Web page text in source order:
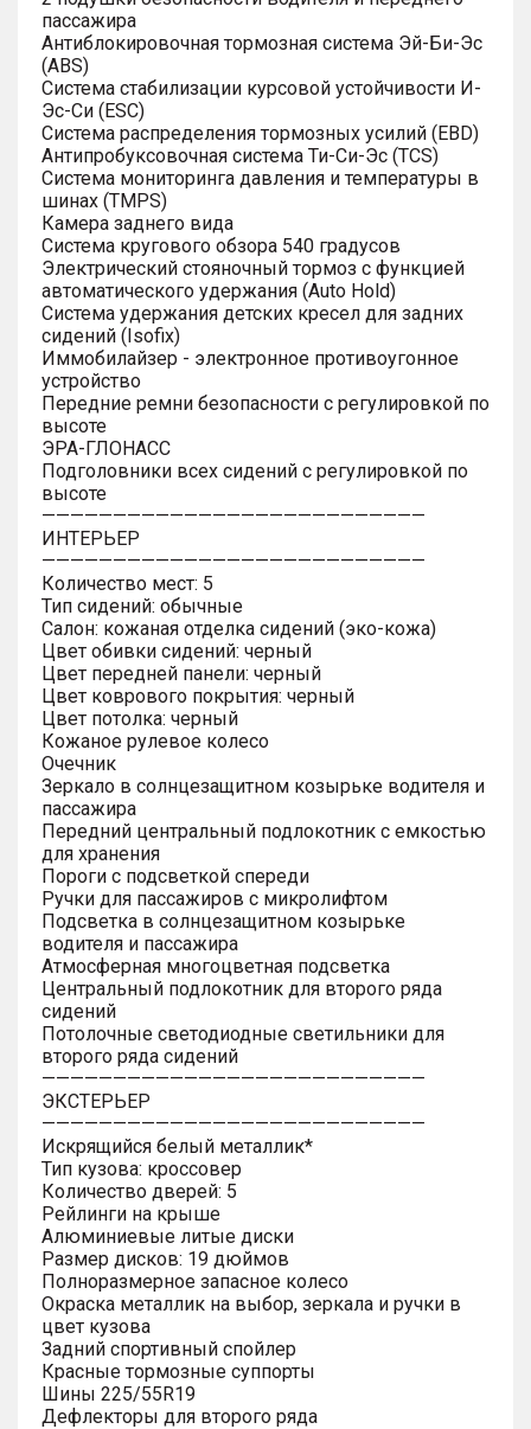
пассажира
Антиблокировочная тормозная система Эй-Би-Эс
(ABS)
Система стабилизации курсовой устойчивости И-
Эс-Си (ESC)
Система распределения тормозных усилий (EBD)
Антипробуксовочная система Ти-Си-Эс (TCS)
Система мониторинга давления и температуры в
шинах (TMPS)
Камера заднего вида
Система кругового обзора 540 градусов
Электрический стояночный тормоз с функцией
автоматического удержания (Auto Hold)
Система удержания детских кресел для задних
сидений (Isofix)
Иммобилайзер - электронное противоугонное
устройство
Передние ремни безопасности с регулировкой по
высоте
ЭРА-ГЛОНАСС
Подголовники всех сидений с регулировкой по
высоте
———————————————————————————
ИНТЕРЬЕР
———————————————————————————
Количество мест: 5
Тип сидений: обычные
Салон: кожаная отделка сидений (эко-кожа)
Цвет обивки сидений: черный
Цвет передней панели: черный
Цвет коврового покрытия: черный
Цвет потолка: черный
Кожаное рулевое колесо
Очечник
Зеркало в солнцезащитном козырьке водителя и
пассажира
Передний центральный подлокотник с емкостью
для хранения
Пороги с подсветкой спереди
Ручки для пассажиров с микролифтом
Подсветка в солнцезащитном козырьке
водителя и пассажира
Атмосферная многоцветная подсветка
Центральный подлокотник для второго ряда
сидений
Потолочные светодиодные светильники для
второго ряда сидений
———————————————————————————
ЭКСТЕРЬЕР
———————————————————————————
Искрящийся белый металлик*
Тип кузова: кроссовер
Количество дверей: 5
Рейлинги на крыше
Алюминиевые литые диски
Размер дисков: 19 дюймов
Полноразмерное запасное колесо
Окраска металлик на выбор, зеркала и ручки в
цвет кузова
Задний спортивный спойлер
Красные тормозные суппорты
Шины 225/55R19
Дефлекторы для второго ряда